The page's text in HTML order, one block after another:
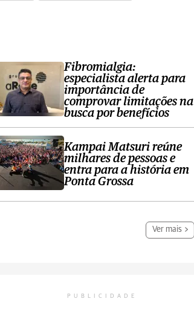
Fibromialgia:
especialista alerta para
importância de
comprovar limitações na
busca por benefícios
Kampai Matsuri reúne
milhares de pessoas e
entra para a história em
Ponta Grossa
Ver mais
PUBLICIDADE